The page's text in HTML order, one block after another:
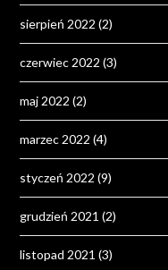
sierpień 2022 (2)
czerwiec 2022 (3)
maj 2022 (2)
marzec 2022 (4)
styczeń 2022 (9)
grudzień 2021 (2)
listopad 2021 (3)